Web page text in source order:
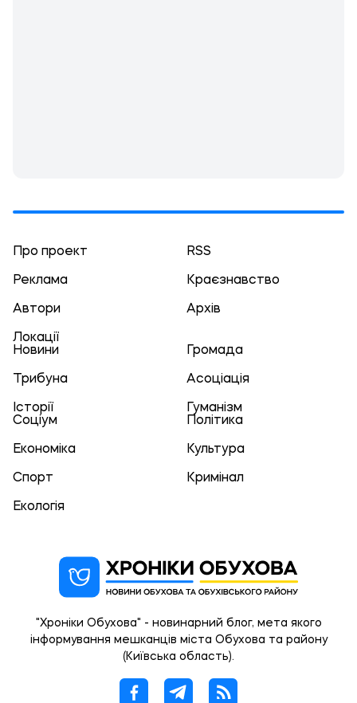
Про проект RSS
Реклама Краєзнавство
Автори Архів
Локації
Новини
Громада
Трибуна Асоціація
Історії
Гуманізм
Соціум
Політика
Економіка Культура
Спорт Кримінал
Екологія
"Хроніки Обухова" - новинарний блог, мета якого
інформування мешканців міста Обухова та району
(Київська область).